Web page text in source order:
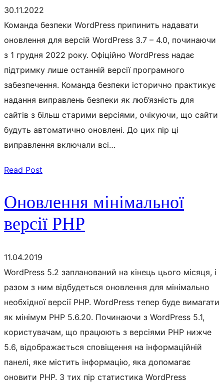
30.11.2022
Команда безпеки WordPress припинить надавати
оновлення для версій WordPress 3.7 – 4.0, починаючи
з 1 грудня 2022 року. Офіційно WordPress надає
підтримку лише останній версії програмного
забезпечення. Команда безпеки історично практикує
надання виправлень безпеки як люб’язність для
сайтів з більш старими версіями, очікуючи, що сайти
будуть автоматично оновлені. До цих пір ці
виправлення включали всі…
Read Post
Оновлення мінімальної
версії PHP
11.04.2019
WordPress 5.2 запланований на кінець цього місяця, і
разом з ним відбудеться оновлення для мінімально
необхідної версії PHP. WordPress тепер буде вимагати
як мінімум PHP 5.6.20. Починаючи з WordPress 5.1,
користувачам, що працюють з версіями PHP нижче
5.6, відображається сповіщення на інформаційній
панелі, яке містить інформацію, яка допомагає
оновити PHP. З тих пір статистика WordPress